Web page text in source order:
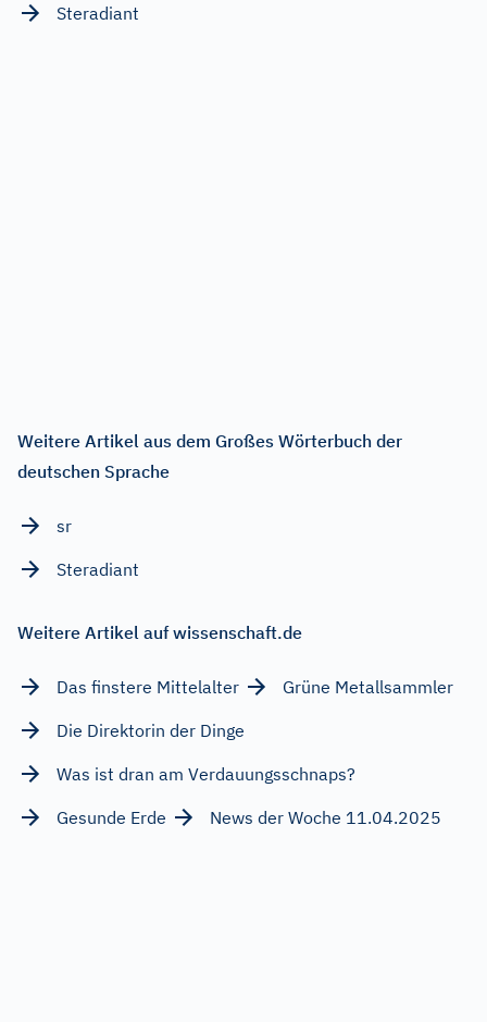
Steradiant
Weitere Artikel aus dem Großes Wörterbuch der
deutschen Sprache
sr
Steradiant
Weitere Artikel auf wissenschaft.de
Das finstere Mittelalter
Grüne Metallsammler
Die Direktorin der Dinge
Was ist dran am Verdauungsschnaps?
Gesunde Erde
News der Woche 11.04.2025